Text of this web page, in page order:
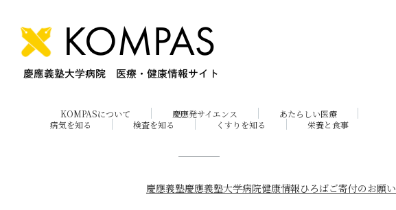
KOMPASについて 慶應発サイエンス
あたらしい医療
病気を知る
検査を知る くすりを知る 栄養と食事
慶應義塾慶應義塾大学病院健康情報ひろばご寄付のお願い